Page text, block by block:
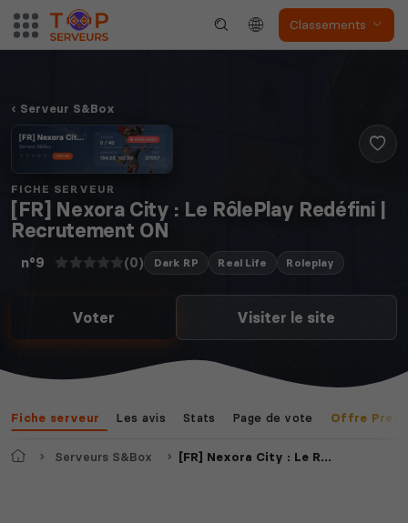
Classements
Serveur S&Box
FICHE SERVEUR
[FR] Nexora City : Le RôlePlay Redéfini |
Recrutement ON
n°9 (0) Dark RP Real Life Roleplay
Voter Visiter le site
Fiche serveur Les avis Stats Page de vote Offre
AccueilServeurs S&Box [FR] Nexora City : Le RôlePlay Redéfini | Recrutement ON